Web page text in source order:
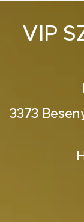
VIP
3373